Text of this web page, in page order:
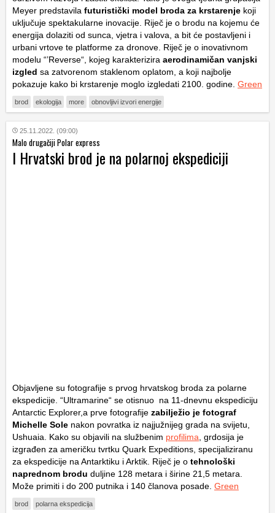
Meyer predstavila futuristički model broda za krstarenje koji
uključuje spektakularne inovacije. Riječ je o brodu na kojemu će
energija dolaziti od sunca, vjetra i valova, a bit će postavljeni i
urbani vrtove te platforme za dronove. Riječ je o inovativnom
modelu “’Reverse“, kojeg karakterizira aerodinamičan vanjski
izgled sa zatvorenom staklenom oplatom, a koji najbolje
pokazuje kako bi krstarenje moglo izgledati 2100. godine. Green
brod ekologija more obnovljivi izvori energije
25.11.2022. (09:00)
Malo drugačiji Polar express
I Hrvatski brod je na polarnoj ekspediciji
Objavljene su fotografije s prvog hrvatskog broda za polarne
ekspedicije. “Ultramarine“ se otisnuo na 11-dnevnu ekspediciju
Antarctic Explorer,a prve fotografije zabilježio je fotograf
Michelle Sole nakon povratka iz najjužnijeg grada na svijetu,
Ushuaia. Kako su objavili na službenim profilima , grdosija je
izgrađen za američku tvrtku Quark Expeditions, specijaliziranu
za ekspedicije na Antarktiku i Arktik. Riječ je o tehnološki
naprednom brodu duljine 128 metara i širine 21,5 metara.
Može primiti i do 200 putnika i 140 članova posade. Green
brod polarna ekspedicija